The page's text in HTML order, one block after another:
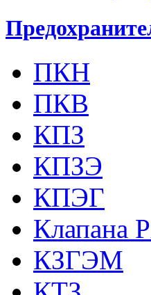
ПКН
ПКВ
КПЗ
КПЗЭ
КПЭГ
Клапана
КЗГЭМ